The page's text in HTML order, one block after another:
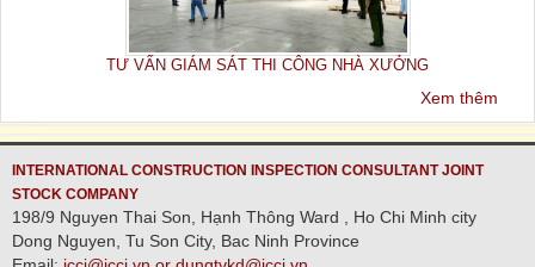
TƯ VẤN GIÁM SÁT THI CÔNG NHÀ XƯỞNG
Xem thêm
INTERNATIONAL CONSTRUCTION INSPECTION CONSULTANT JOINT
STOCK COMPANY
198/9 Nguyen Thai Son, Hạnh Thông Ward , Ho Chi Minh city
Dong Nguyen, Tu Son City, Bac Ninh Province